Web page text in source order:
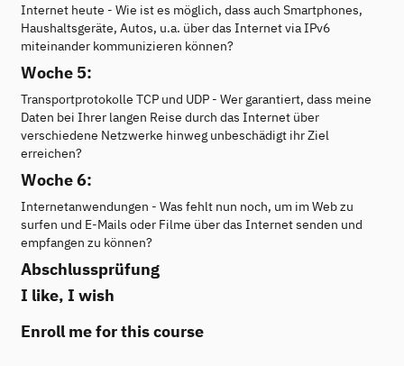
Internet heute - Wie ist es möglich, dass auch Smartphones,
Haushaltsgeräte, Autos, u.a. über das Internet via IPv6
miteinander kommunizieren können?
Woche 5:
Transportprotokolle TCP und UDP - Wer garantiert, dass meine
Daten bei Ihrer langen Reise durch das Internet über
verschiedene Netzwerke hinweg unbeschädigt ihr Ziel
erreichen?
Woche 6:
Internetanwendungen - Was fehlt nun noch, um im Web zu
surfen und E-Mails oder Filme über das Internet senden und
empfangen zu können?
Abschlussprüfung
I like, I wish
Enroll me for this course